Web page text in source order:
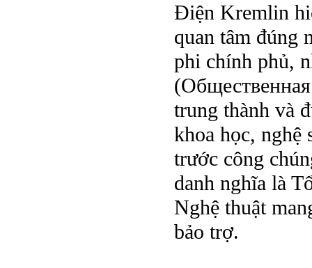
Điện Kremlin
quan tâm đúng
phi chính phủ,
trung thành và
khoa học,
trước công
danh nghĩa là
Nghệ thuật
bảo trợ.